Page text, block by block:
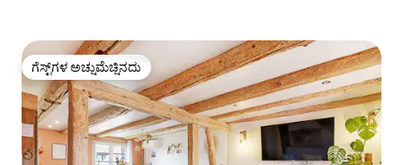
ಗೆಸ್ಟ್‌ಗಳ ಅಚ್ಚುಮೆಚ್ಚಿನದು
ಗೆಸ್ಟ್‌ಗಳ ಅಚ್ಚುಮೆಚ್ಚಿನದು